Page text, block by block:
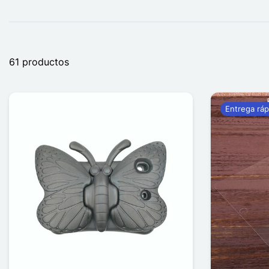
61 productos
Entrega